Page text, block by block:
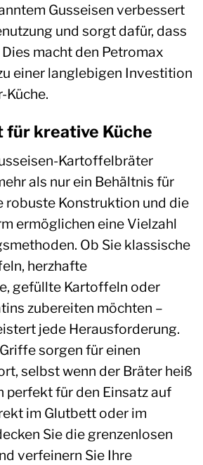
Gusseisen verbessert
und sorgt dafür, dass
macht den Petromax
einer langlebigen Investition
Küche.
kreative Küche
Kartoffelbräter
als nur ein Behältnis für
robuste Konstruktion und die
ermöglichen eine Vielzahl
Ob Sie klassische
herzhafte
gefüllte Kartoffeln oder
zubereiten möchten –
jede Herausforderung.
sorgen für einen
selbst wenn der Bräter heiß
perfekt für den Einsatz auf
im Glutbett oder im
Sie die grenzenlosen
verfeinern Sie Ihre